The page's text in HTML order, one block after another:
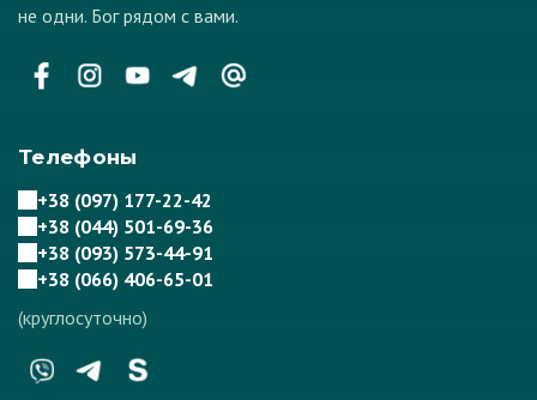
не одни. Бог рядом с вами.
Телефоны
+38 (097) 177-22-42
+38 (044) 501-69-36
+38 (093) 573-44-91
+38 (066) 406-65-01
(круглосуточно)